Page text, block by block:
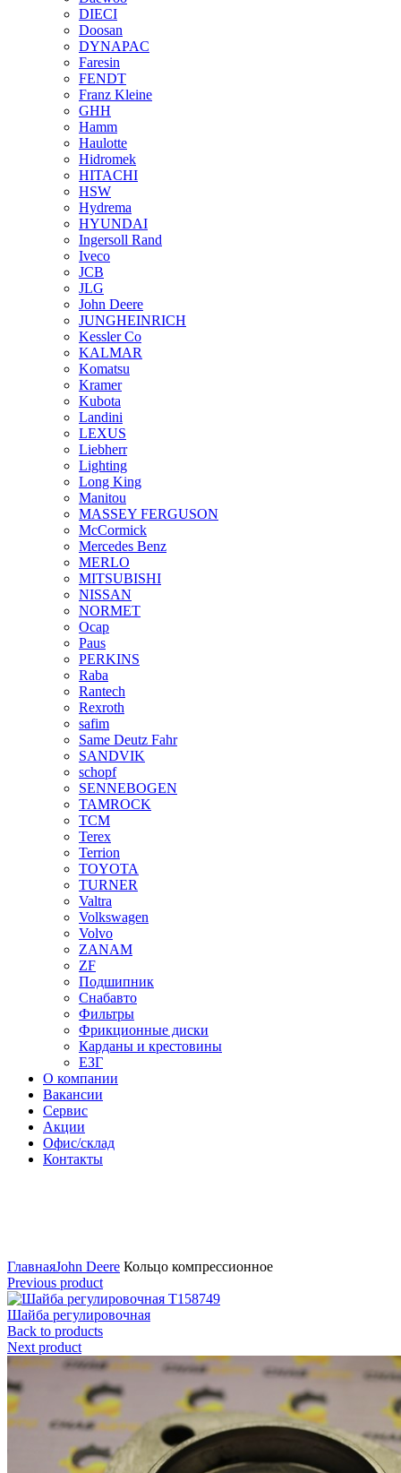
DIECI
Doosan
DYNAPAC
Faresin
FENDT
Franz Kleine
GHH
Hamm
Haulotte
Hidromek
HITACHI
HSW
Hydrema
HYUNDAI
Ingersoll Rand
Iveco
JCB
JLG
John Deere
JUNGHEINRICH
Kessler Co
KALMAR
Komatsu
Kramer
Kubota
Landini
LEXUS
Liebherr
Lighting
Long King
Manitou
MASSEY FERGUSON
McCormick
Mercedes Benz
MERLO
MITSUBISHI
NISSAN
NORMET
Ocap
Paus
PERKINS
Raba
Rantech
Rexroth
safim
Same Deutz Fahr
SANDVIK
schopf
SENNEBOGEN
TAMROCK
TCM
Terex
Terrion
TOYOTA
TURNER
Valtra
Volkswagen
Volvo
ZANAM
ZF
Подшипник
Снабавто
Фильтры
Фрикционные диски
Карданы и крестовины
ЕЗГ
О компании
Вакансии
Сервис
Акции
Офис/склад
Контакты
ГлавнаяJohn Deere Кольцо компрессионное
Previous product
Шайба регулировочная
Back to products
Next product